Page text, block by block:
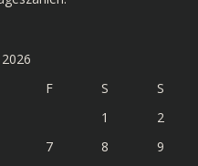
F S
S
1
2
7 8
9